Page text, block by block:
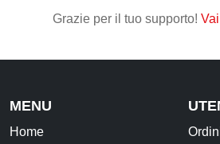
Grazie per il tuo supporto!
MENU
Home